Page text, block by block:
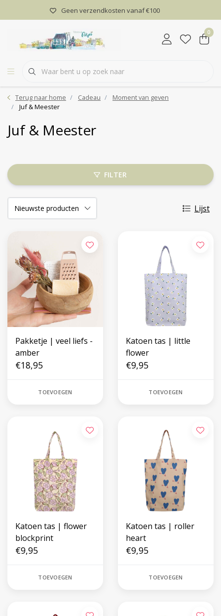
Geen verzendkosten vanaf €100
0
Terug naar home Cadeau
Moment van geven
Juf & Meester
Juf & Meester
FILTER
Lijst
Pakketje | veel liefs -
amber
€18,95
TOEVOEGEN
Katoen tas | little
flower
€9,95
TOEVOEGEN
Katoen tas | flower
blockprint
€9,95
TOEVOEGEN
Katoen tas | roller
heart
€9,95
TOEVOEGEN